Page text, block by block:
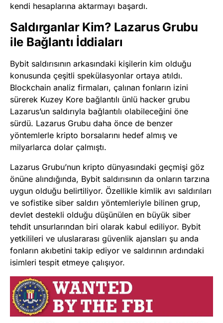
kendi hesaplarına aktarmayı başardı.
Saldırganlar Kim? Lazarus Grubu
ile Bağlantı İddiaları
Bybit saldırısının arkasındaki kişilerin kim olduğu
konusunda çeşitli spekülasyonlar ortaya atıldı.
Blockchain analiz firmaları, çalınan fonların izini
sürerek Kuzey Kore bağlantılı ünlü hacker grubu
Lazarus’un saldırıyla bağlantılı olabileceğini öne
sürdü. Lazarus Grubu daha önce de benzer
yöntemlerle kripto borsalarını hedef almış ve
milyarlarca dolar çalmıştı.
Lazarus Grubu’nun kripto dünyasındaki geçmişi göz
önüne alındığında, Bybit saldırısının da onların tarzına
uygun olduğu belirtiliyor. Özellikle kimlik avı saldırıları
ve sofistike siber saldırı yöntemleriyle bilinen grup,
devlet destekli olduğu düşünülen en büyük siber
tehdit unsurlarından biri olarak kabul ediliyor. Bybit
yetkilileri ve uluslararası güvenlik ajansları şu anda
fonların akıbetini takip ediyor ve saldırının ardındaki
isimleri tespit etmeye çalışıyor.